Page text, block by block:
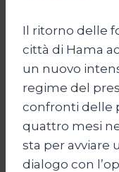
Il ritorno delle
città di Hama
un nuovo
regime del
confronti delle
quattro mesi
sta per avviare
dialogo con